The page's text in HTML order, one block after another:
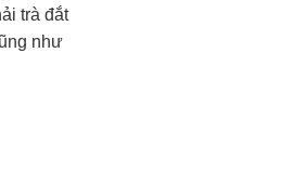
trà đắt
như